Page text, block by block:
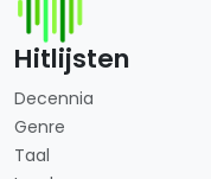
Hitlijsten
Decennia
Genre
Taal